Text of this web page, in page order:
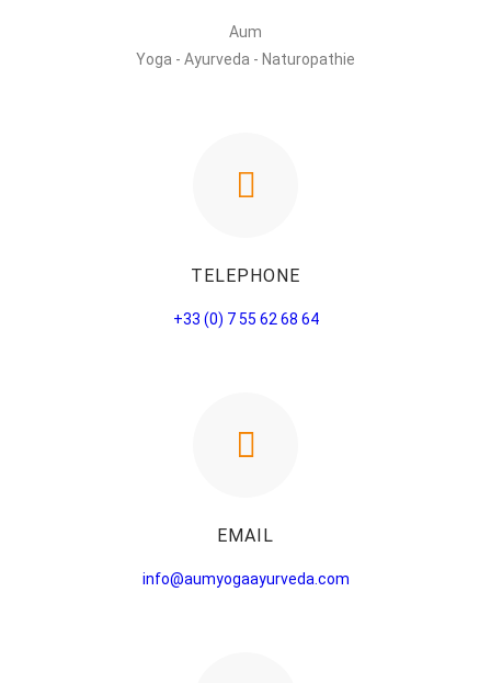
Aum
Yoga - Ayurveda - Naturopathie
TELEPHONE
+33 (0) 7 55 62 68 64
EMAIL
info@aumyogaayurveda.com